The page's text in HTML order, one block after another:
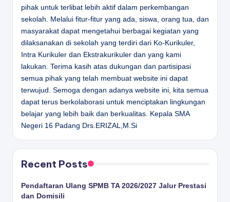
pihak untuk terlibat lebih aktif dalam perkembangan
sekolah. Melalui fitur-fitur yang ada, siswa, orang tua, dan
masyarakat dapat mengetahui berbagai kegiatan yang
dilaksanakan di sekolah yang terdiri dari Ko-Kurikuler,
Intra Kurikuler dan Ekstrakurikuler dan yang kami
lakukan. Terima kasih atas dukungan dan partisipasi
semua pihak yang telah membuat website ini dapat
terwujud. Semoga dengan adanya website ini, kita semua
dapat terus berkolaborasi untuk menciptakan lingkungan
belajar yang lebih baik dan berkualitas. Kepala SMA
Negeri 16 Padang Drs.ERIZAL,M.Si
Recent Posts
Pendaftaran Ulang SPMB TA 2026/2027 Jalur Prestasi
dan Domisili